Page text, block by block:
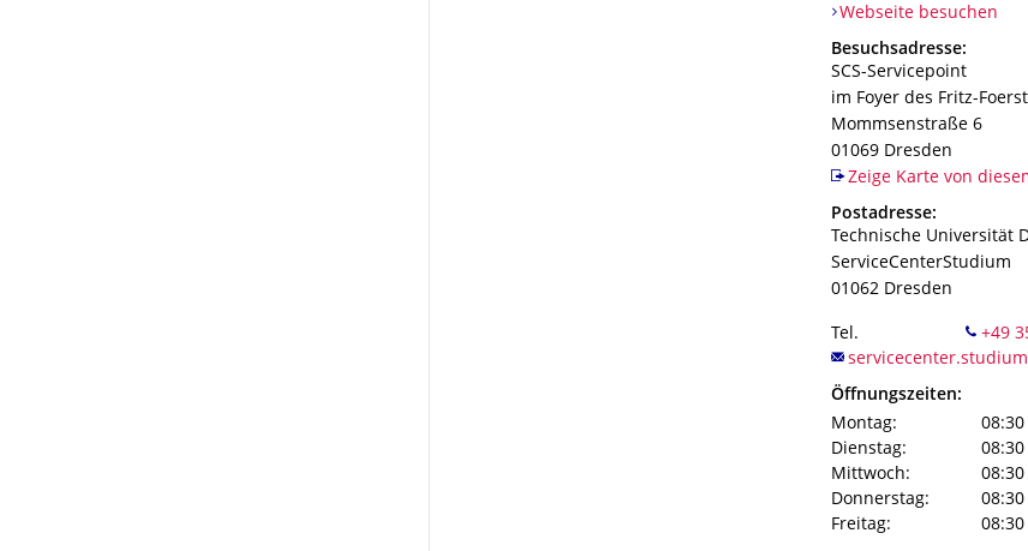
Webseite besuchen
Adresse
Besuchsadresse:
SCS-Servicepoint
im Foyer des Fritz-
Mommsenstraße 6
01069 Dresden
Zeige Karte von
Adresse
Postadresse:
Technische Universität
ServiceCenterStudium
01062 Dresden
Tel.
Öffnungszeiten:
Montag:
08:30
Dienstag:
08:30
Mittwoch:
08:30
Donnerstag:
08:30
Freitag:
08:30